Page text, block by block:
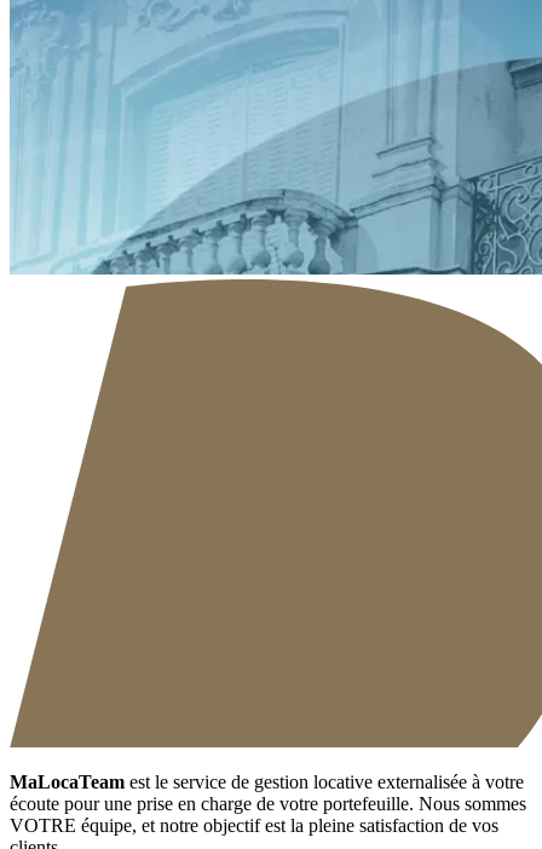
MaLocaTeam est le service de gestion locative externalisée à votre
écoute pour une prise en charge de votre portefeuille. Nous sommes
VOTRE équipe, et notre objectif est la pleine satisfaction de vos